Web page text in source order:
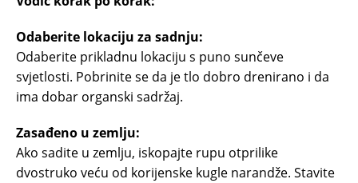
Odaberite lokaciju za sadnju:
Odaberite prikladnu lokaciju s puno sunčeve
svjetlosti. Pobrinite se da je tlo dobro drenirano i da
ima dobar organski sadržaj.
Zasađeno u zemlju:
Ako sadite u zemlju, iskopajte rupu otprilike
dvostruko veću od korijenske kugle narandže. Stavite